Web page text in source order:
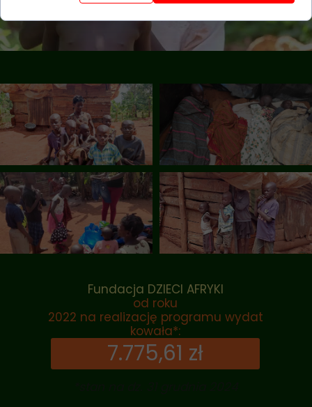
7.775,61 zł
Fundacja DZIECI AFRYKI
od roku
2022 na realizację programu wydat
kowała*: